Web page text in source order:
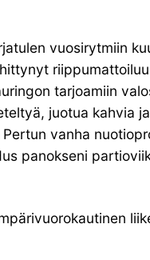
vuosirytmiin
tarjoamiin
juotua kahvia
vanha
panokseni